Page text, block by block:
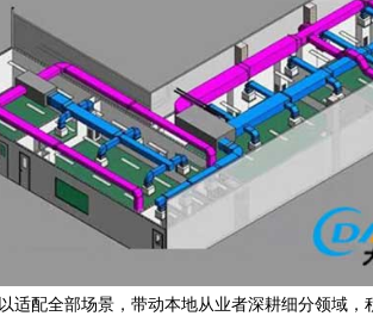
适配全部场景，带动本地从业者深耕细分领域